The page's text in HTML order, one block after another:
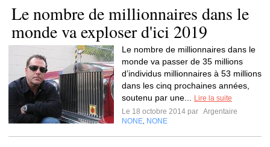
Le nombre de millionnaires dans le
monde va exploser d'ici 2019
Le nombre de millionnaires dans le
monde va passer de 35 millions
d’individus millionnaires à 53 millions
dans les cinq prochaines années,
soutenu par une...
Lire la suite
Le 18 octobre 2014 par Argentaire
NONE NONE